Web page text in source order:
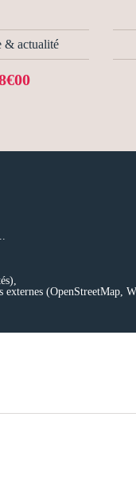
& actualité
(OpenStreetMap,